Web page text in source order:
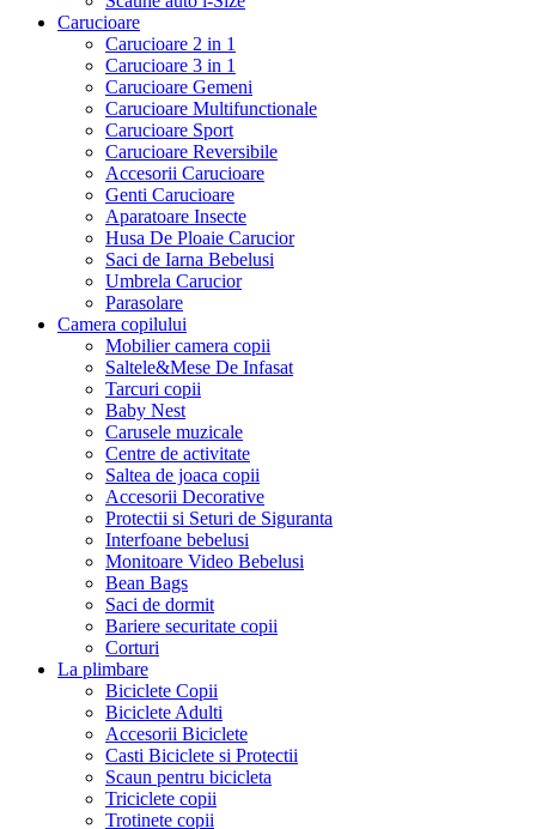
Carucioare
Carucioare 2 in 1
Carucioare 3 in 1
Carucioare Gemeni
Carucioare Multifunctionale
Carucioare Sport
Carucioare Reversibile
Accesorii Carucioare
Genti Carucioare
Aparatoare Insecte
Husa De Ploaie Carucior
Saci de Iarna Bebelusi
Umbrela Carucior
Parasolare
Camera copilului
Mobilier camera copii
Saltele&Mese De Infasat
Tarcuri copii
Baby Nest
Carusele muzicale
Centre de activitate
Saltea de joaca copii
Accesorii Decorative
Protectii si Seturi de Siguranta
Interfoane bebelusi
Monitoare Video Bebelusi
Bean Bags
Saci de dormit
Bariere securitate copii
Corturi
La plimbare
Biciclete Copii
Biciclete Adulti
Accesorii Biciclete
Casti Biciclete si Protectii
Scaun pentru bicicleta
Triciclete copii
Trotinete copii